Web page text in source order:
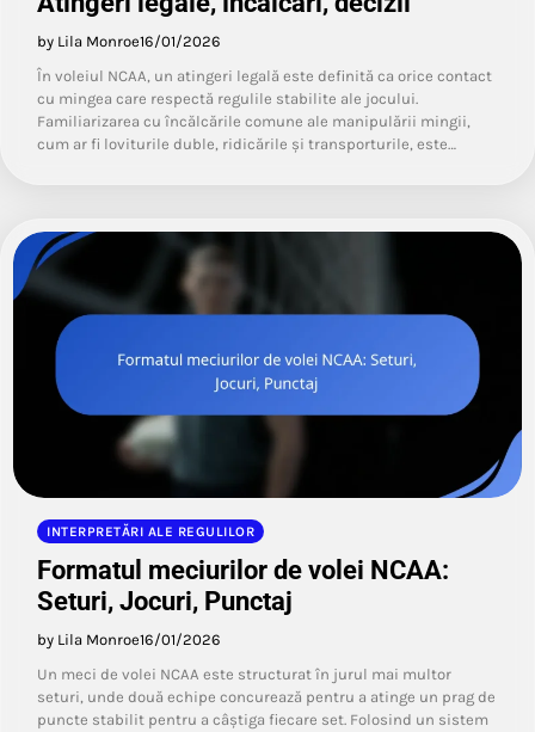
by Lila Monroe16/01/2026
În voleiul NCAA, un atingeri legală este definită ca orice contact
cu mingea care respectă regulile stabilite ale jocului.
Familiarizarea cu încălcările comune ale manipulării mingii,
cum ar fi loviturile duble, ridicările și transporturile, este…
INTERPRETĂRI ALE REGULILOR
Formatul meciurilor de volei NCAA:
Seturi, Jocuri, Punctaj
by Lila Monroe16/01/2026
Un meci de volei NCAA este structurat în jurul mai multor
seturi, unde două echipe concurează pentru a atinge un prag de
puncte stabilit pentru a câștiga fiecare set. Folosind un sistem